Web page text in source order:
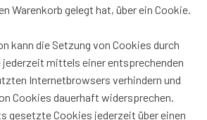
Warenkorb gelegt hat, über ein Cookie.
kann die Setzung von Cookies durch
mittels einer entsprechenden
Internetbrowsers verhindern und
Cookies dauerhaft widersprechen.
gesetzte Cookies jederzeit über einen